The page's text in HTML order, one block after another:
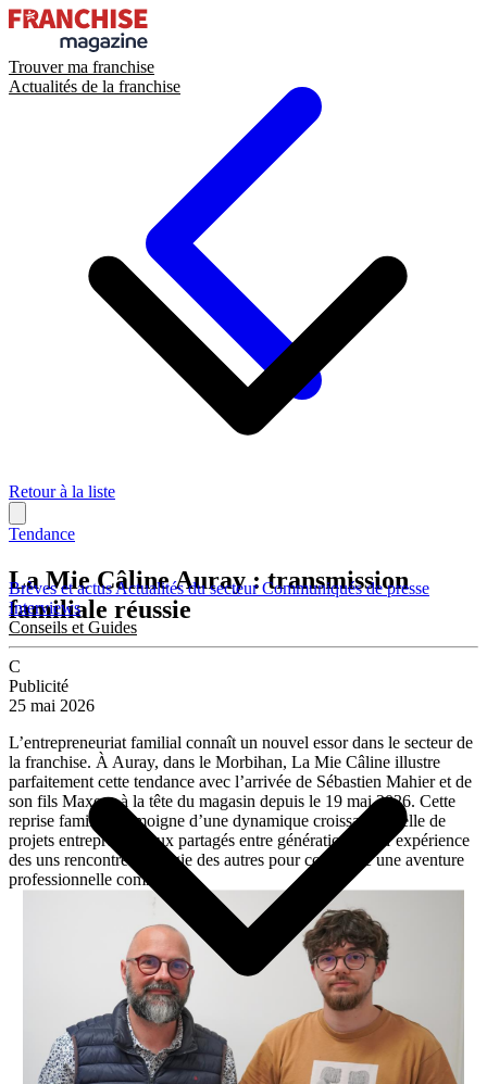
Trouver ma franchise
Actualités de la franchise
Brèves et actusActualités du secteurCommuniqués de presse
Interviews
Conseils et Guides
Retour à la liste
Tendance
La Mie Câline Auray : transmission
familiale réussie
C
Publicité
25 mai 2026
L’entrepreneuriat familial connaît un nouvel essor dans le secteur de
la franchise. À Auray, dans le Morbihan, La Mie Câline illustre
parfaitement cette tendance avec l’arrivée de Sébastien Mahier et de
son fils Maxens à la tête du magasin depuis le 19 mai 2026. Cette
reprise familiale témoigne d’une dynamique croissante : celle de
projets entrepreneuriaux partagés entre générations, où l’expérience
des uns rencontre l’énergie des autres pour construire une aventure
professionnelle commune.